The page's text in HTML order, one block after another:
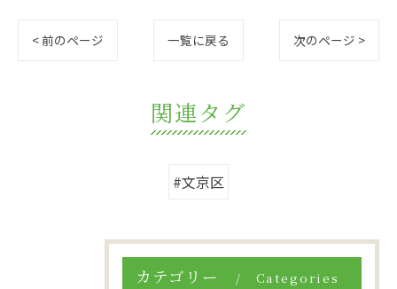
< 前のページ 一覧に戻る 次のページ >
関連タグ
#文京区
カテゴリー Categories